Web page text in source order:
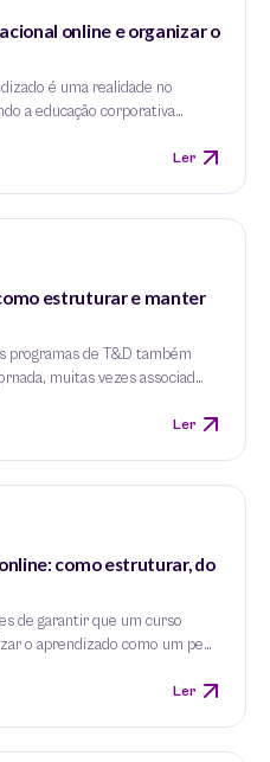
online e organizar o
é uma realidade no
a educação corporativa…
Ler
estruturar e manter
programas de T&D também
muitas vezes associad…
Ler
como estruturar, do
de garantir que um curso
o aprendizado como um pe…
Ler